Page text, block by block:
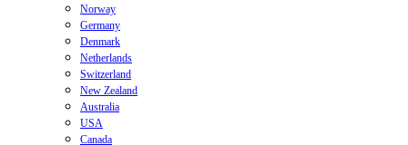
Norway
Germany
Denmark
Netherlands
Switzerland
New Zealand
Australia
USA
Canada